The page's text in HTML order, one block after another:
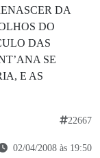
DA
DO
DAS
SE
E AS
22667
02/04/2008 às 19:50